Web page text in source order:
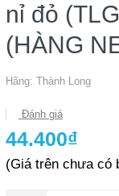
nỉ đỏ
(HÀNG
Hãng: Thành Long
Đánh giá
44.400₫
(Giá trên chưa có